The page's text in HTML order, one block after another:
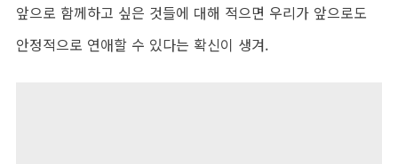
앞으로 함께하고 싶은 것들에 대해 적으면 우리가 앞으로도
안정적으로 연애할 수 있다는 확신이 생겨.